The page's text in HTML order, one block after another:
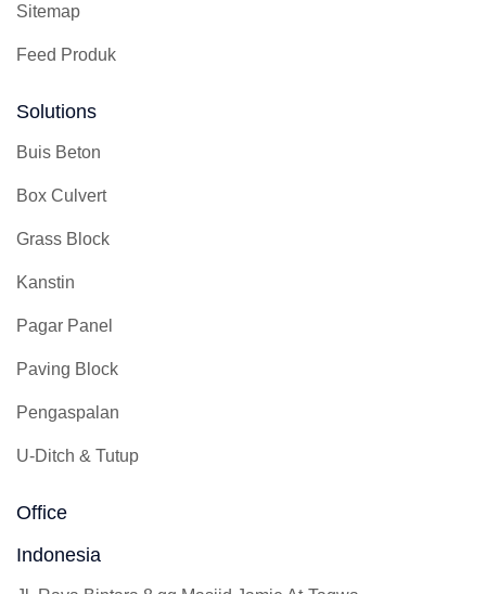
Sitemap
Feed Produk
Solutions
Buis Beton
Box Culvert
Grass Block
Kanstin
Pagar Panel
Paving Block
Pengaspalan
U-Ditch & Tutup
Office
Indonesia